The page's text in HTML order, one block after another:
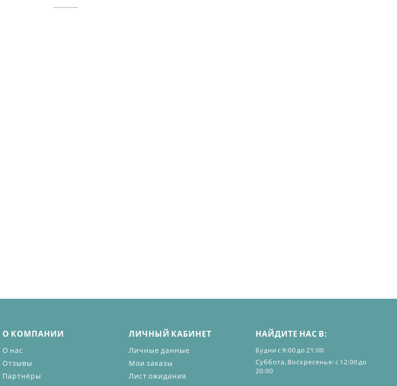
О КОМПАНИИ
О нас
Отзывы
Партнёры
ЛИЧНЫЙ КАБИНЕТ
Личные данные
Мои заказы
Лист ожидания
НАЙДИТЕ НАС В:
Будни с 9:00 до 21:00
Суббота, Воскресенье: с 12:00 до
20:00